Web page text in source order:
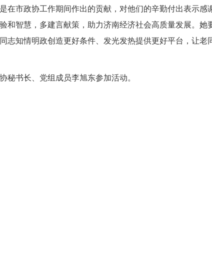
在市政协工作期间作出的贡献，对他们的辛勤付出表示感
和智慧，多建言献策，助力济南经济社会高质量发展。她
志知情明政创造更好条件、发光发热提供更好平台，让老
书长、党组成员李旭东参加活动。